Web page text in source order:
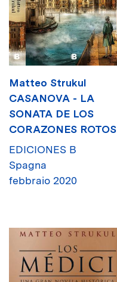
Matteo Strukul
CASANOVA - LA
SONATA DE LOS
CORAZONES ROTOS
EDICIONES B
Spagna
febbraio 2020